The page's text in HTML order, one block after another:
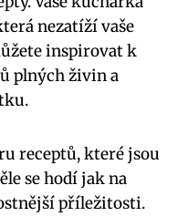
nezatíží vaše
inspirovat k
plných živin a
receptů, které jsou
se hodí jak na
příležitosti.